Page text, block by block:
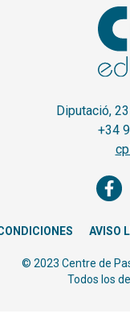
Diputació,
+34
AVISO
© 2023 Centre de
Todos los